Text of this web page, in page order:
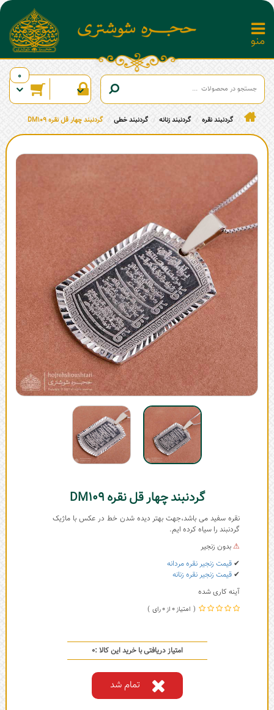
0
گردنبند نقره گردنبند زنانه گردنبند خطی گردنبند چهار قل نقره DM109
گردنبند چهار قل نقره DM109
نقره سفید می باشد،جهت بهتر دیده شدن خط در عکس با ماژیک
گردنبند را سیاه کرده ایم.
⚠بدون زنجیر
✔ قیمت زنجیر نقره مردانه
✔ قیمت زنجیر نقره زنانه
آینه کاری شده
0
0
امتیاز دریافتی با خرید این کالا :0
تمام شد